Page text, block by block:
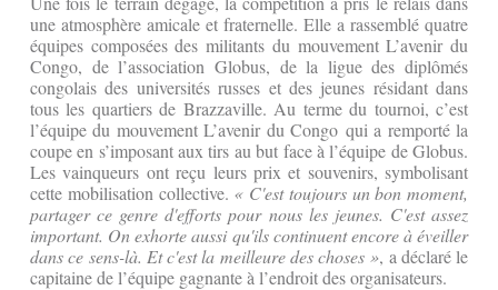
une atmosphère amicale et fraternelle. Elle a rassemblé quatre
équipes composées des militants du mouvement L’avenir du
Congo, de l’association Globus, de la ligue des diplômés
congolais des universités russes et des jeunes résidant dans
tous les quartiers de Brazzaville. Au terme du tournoi, c’est
l’équipe du mouvement L’avenir du Congo qui a remporté la
coupe en s’imposant aux tirs au but face à l’équipe de Globus.
Les vainqueurs ont reçu leurs prix et souvenirs, symbolisant
cette mobilisation collective. « C'est toujours un bon moment,
partager ce genre d'efforts pour nous les jeunes. C'est assez
important. On exhorte aussi qu'ils continuent encore à éveiller
dans ce sens-là. Et c'est la meilleure des choses », a déclaré le
capitaine de l’équipe gagnante à l’endroit des organisateurs.